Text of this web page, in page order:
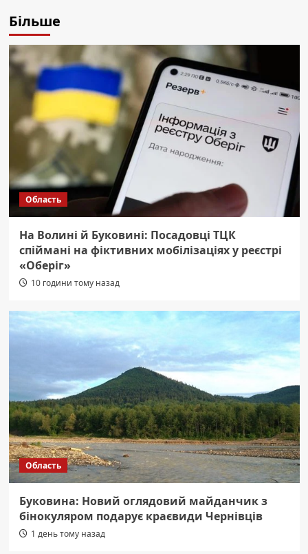
Більше
Область
На Волині й Буковині: Посадовці ТЦК
спіймані на фіктивних мобілізаціях у реєстрі
«Оберіг»
10 години тому назад
Область
Буковина: Новий оглядовий майданчик з
бінокуляром подарує краєвиди Чернівців
1 день тому назад